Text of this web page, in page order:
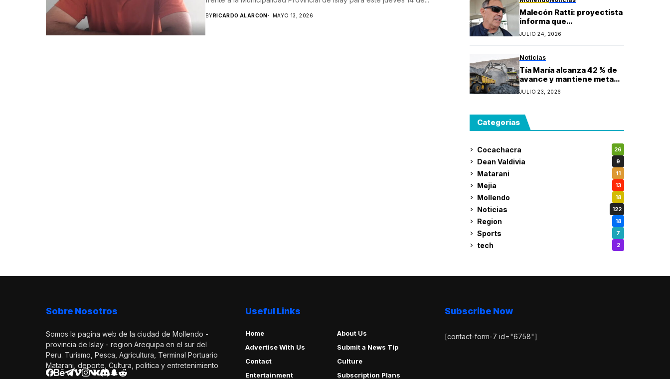
BYRICARDO ALARCON MAYO 13, 2026
Malecón Ratti: proyectista
informa que
observaciones técnicas
mantienen paralizada la
agosto
JULIO 24, 2026
Noticias
Tía María alcanza 42 % de
avance y mantiene meta
de iniciar producción
durante 2027
JULIO 23, 2026
Categorias
Cocachacra 26
Dean Valdivia 9
Matarani 11
Mejia 13
Mollendo 18
Noticias 122
Region 18
Sports 7
tech 2
Sobre Nosotros
Somos la pagina web de la ciudad de Mollendo -
provincia de Islay - region Arequipa en el sur del
Peru. Turismo, Pesca, Agricultura, Terminal Portuario
Matarani, deporte, Cultura, politica y entretenimiento
Useful Links
Home
About Us
Advertise With Us
Submit a News Tip
Contact
Culture
Entertainment
Subscription Plans
Subscribe Now
[contact-form-7 id="6758"]